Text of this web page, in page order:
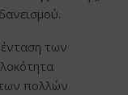
των
πολλών